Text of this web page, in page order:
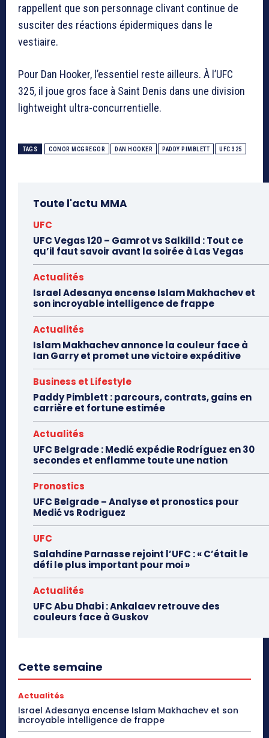
rappellent que son personnage clivant continue de
susciter des réactions épidermiques dans le
vestiaire.
Pour Dan Hooker, l’essentiel reste ailleurs. À l’UFC
325, il joue gros face à Saint Denis dans une division
lightweight ultra-concurrentielle.
TAGS CONOR MCGREGOR DAN HOOKER PADDY PIMBLETT UFC 325
Toute l'actu MMA
UFC
UFC Vegas 120 – Gamrot vs Salkilld : Tout ce
qu’il faut savoir avant la soirée à Las Vegas
Actualités
Israel Adesanya encense Islam Makhachev et
son incroyable intelligence de frappe
Actualités
Islam Makhachev annonce la couleur face à
Ian Garry et promet une victoire expéditive
Business et Lifestyle
Paddy Pimblett : parcours, contrats, gains en
carrière et fortune estimée
Actualités
UFC Belgrade : Medić expédie Rodríguez en 30
secondes et enflamme toute une nation
Pronostics
UFC Belgrade – Analyse et pronostics pour
Medić vs Rodriguez
UFC
Salahdine Parnasse rejoint l’UFC : « C’était le
défi le plus important pour moi »
Actualités
UFC Abu Dhabi : Ankalaev retrouve des
couleurs face à Guskov
Cette semaine
Actualités
Israel Adesanya encense Islam Makhachev et son
incroyable intelligence de frappe